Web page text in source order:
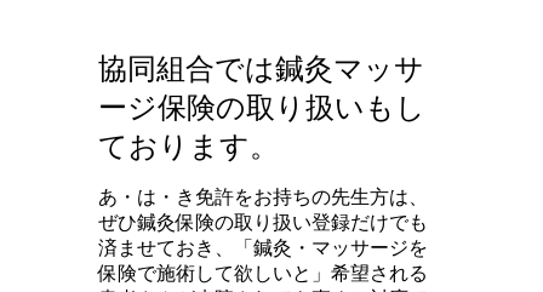
協同組合では鍼灸マッサ
ージ保険の取り扱いもし
ております。
あ・は・き免許をお持ちの先生方は、
ぜひ鍼灸保険の取り扱い登録だけでも
済ませておき、「鍼灸・マッサージを
保険で施術して欲しいと」希望される